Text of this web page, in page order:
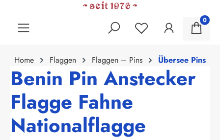
0
Home Flaggen Flaggen – Pins Übersee Pins
Benin Pin Anstecker
Flagge Fahne
Nationalflagge